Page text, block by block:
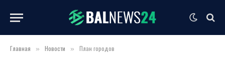
Главная » Новости » План городов